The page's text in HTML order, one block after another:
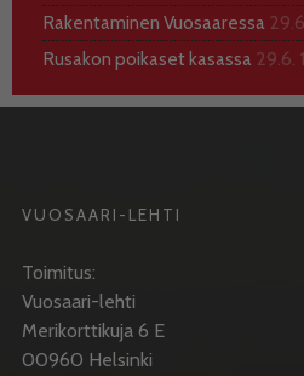
Rakentaminen Vuosaaressa
Rusakon poikaset kasassa 29.6.
VUOSAARI-LEHTI
Toimitus:
Vuosaari-lehti
Merikorttikuja 6 E
00960 Helsinki